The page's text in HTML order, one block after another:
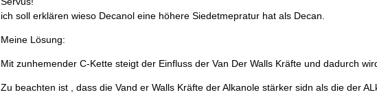
ich soll erklären wieso Decanol eine höhere Siedetmepratur hat als Decan.
Meine Lösung:
Mit zunhemender C-Kette steigt der Einfluss der Van Der Walls Kräfte und dadurch
Zu beachten ist , dass die Vand er Walls Kräfte der Alkanole stärker sidn als die der